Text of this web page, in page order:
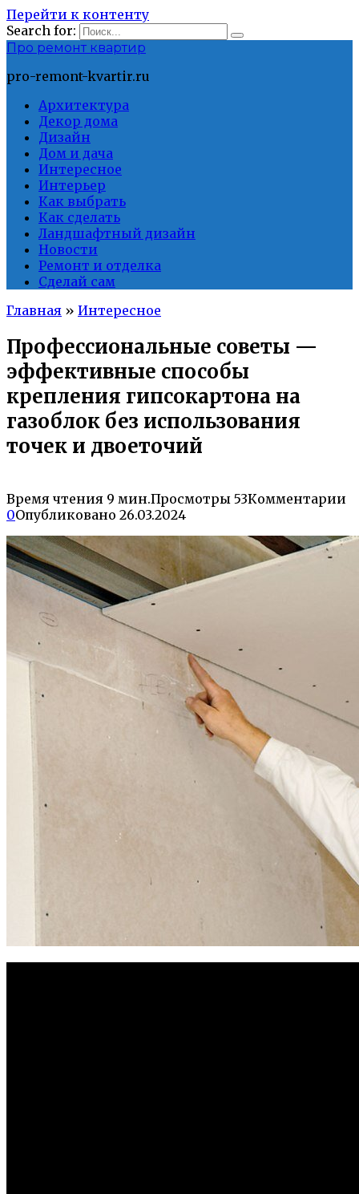
Перейти к контенту
Search for:
Про ремонт квартир
pro-remont-kvartir.ru
Архитектура
Декор дома
Дизайн
Дом и дача
Интересное
Интерьер
Как выбрать
Как сделать
Ландшафтный дизайн
Новости
Ремонт и отделка
Сделай сам
Главная » Интересное
Профессиональные советы —
эффективные способы
крепления гипсокартона на
газоблок без использования
точек и двоеточий
Время чтения 9 мин.Просмотры 53Комментарии
0Опубликовано 26.03.2024